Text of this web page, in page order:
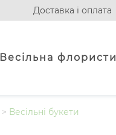
Доставка і оплата
Весільна
> Весільні букети